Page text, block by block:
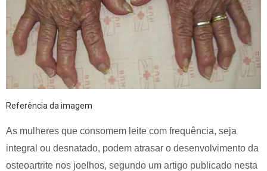
Referência da imagem
As mulheres que consomem leite com frequência, seja
integral ou desnatado, podem atrasar o desenvolvimento da
osteoartrite nos joelhos, segundo um artigo publicado nesta